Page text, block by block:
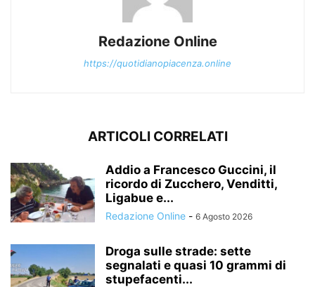
Redazione Online
https://quotidianopiacenza.online
ARTICOLI CORRELATI
Addio a Francesco Guccini, il
ricordo di Zucchero, Venditti,
Ligabue e...
Redazione Online - 6 Agosto 2026
Droga sulle strade: sette
segnalati e quasi 10 grammi di
stupefacenti...